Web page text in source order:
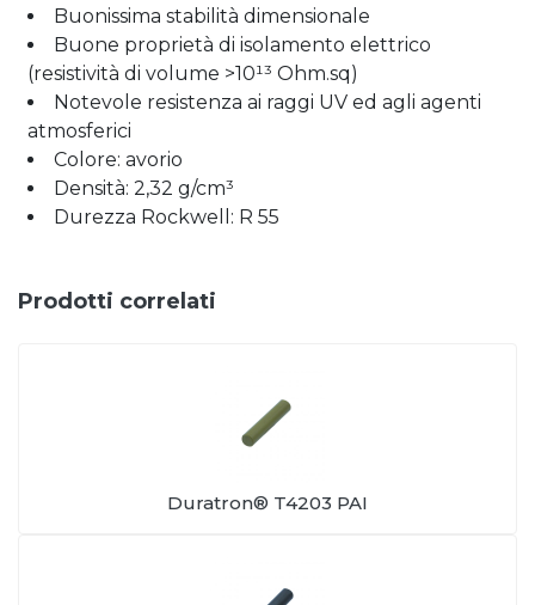
Buonissima stabilità dimensionale
Buone proprietà di isolamento elettrico
(resistività di volume >10¹³ Ohm.sq)
Notevole resistenza ai raggi UV ed agli agenti
atmosferici
Colore: avorio
Densità: 2,32 g/cm³
Durezza Rockwell: R 55
Prodotti correlati
Duratron® T4203 PAI